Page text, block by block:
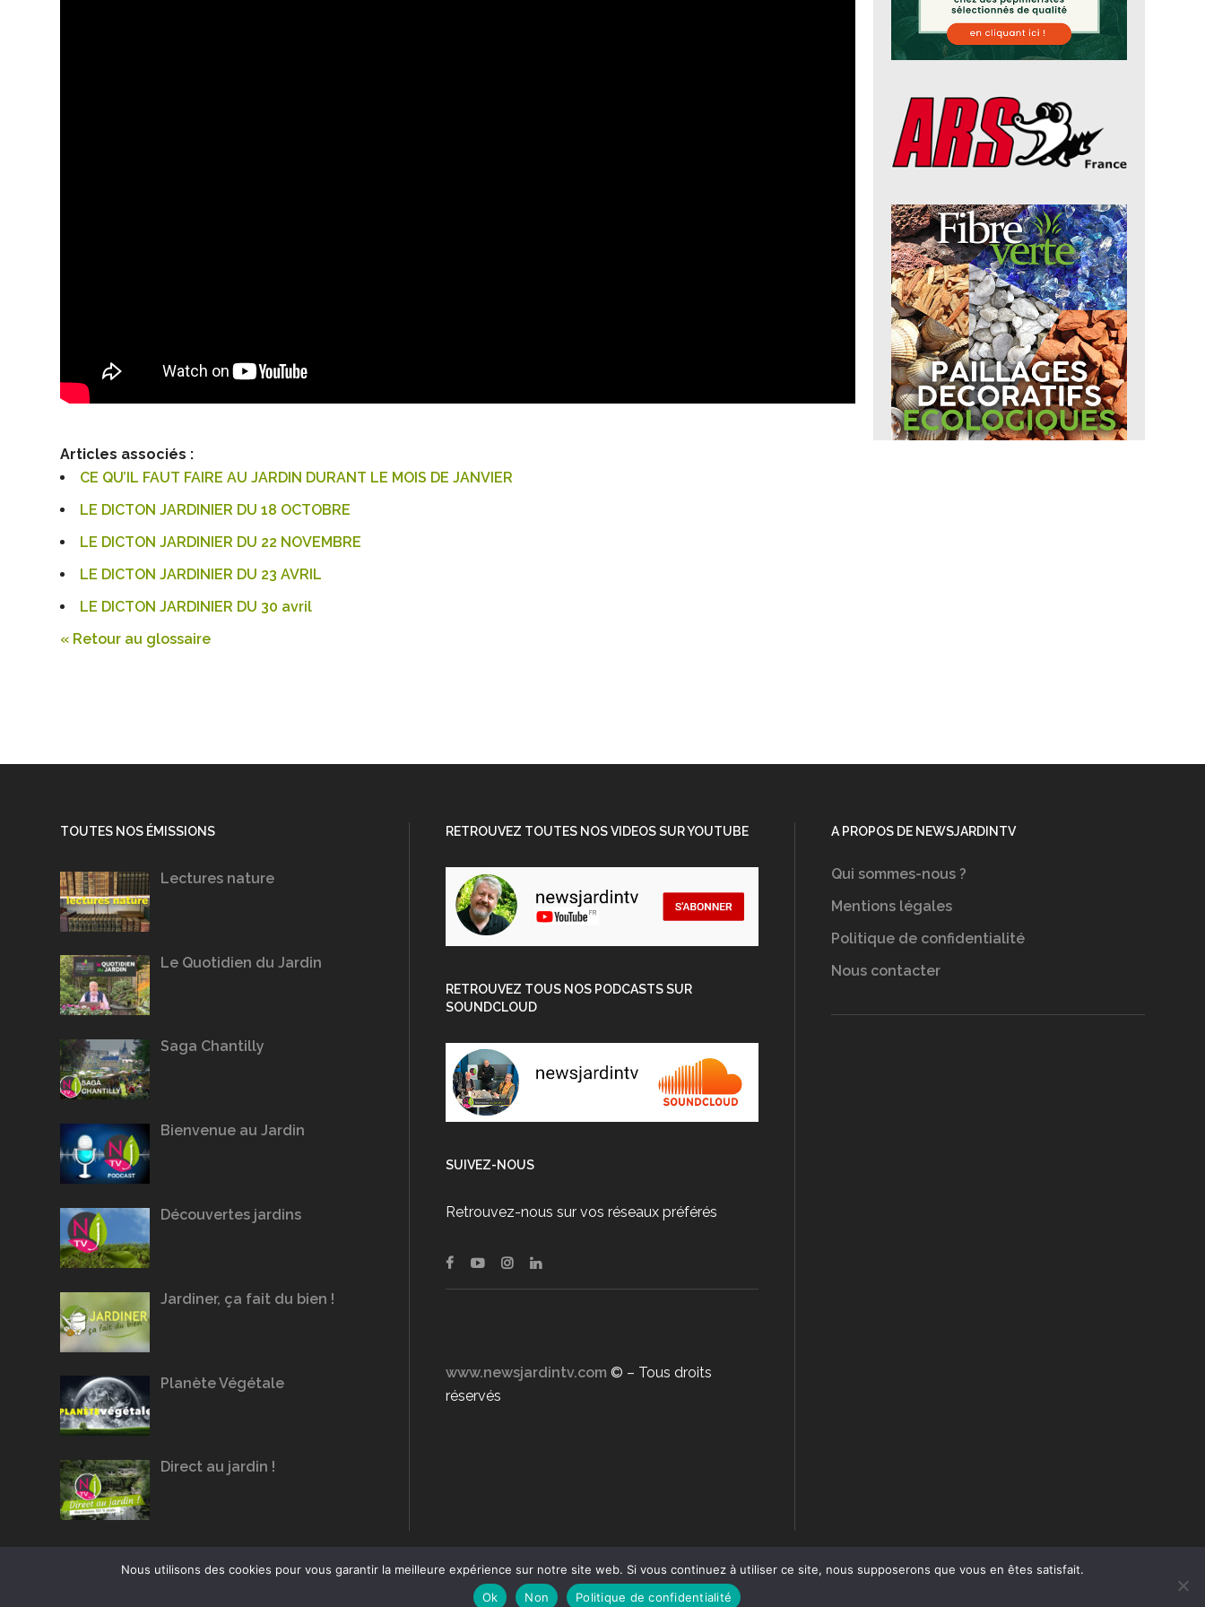
Articles associés :
CE QU’IL FAUT FAIRE AU JARDIN DURANT LE MOIS DE JANVIER
LE DICTON JARDINIER DU 18 OCTOBRE
LE DICTON JARDINIER DU 22 NOVEMBRE
LE DICTON JARDINIER DU 23 AVRIL
LE DICTON JARDINIER DU 30 avril
« Retour au glossaire
TOUTES NOS ÉMISSIONS
Lectures nature
Le Quotidien du Jardin
Saga Chantilly
Bienvenue au Jardin
Découvertes jardins
Jardiner, ça fait du bien !
Planète Végétale
Direct au jardin !
RETROUVEZ TOUTES NOS VIDEOS SUR YOUTUBE
RETROUVEZ TOUS NOS PODCASTS SUR
SOUNDCLOUD
SUIVEZ-NOUS
Retrouvez-nous sur vos réseaux préférés
www.newsjardintv.com © – Tous droits
réservés
A PROPOS DE NEWSJARDINTV
Qui sommes-nous ?
Mentions légales
Politique de confidentialité
Nous contacter
Nous utilisons des cookies pour vous garantir la meilleure expérience sur notre site web. Si vous continuez à utiliser ce site, nous supposerons que vous en êtes satisfait.
Ok
Non Politique de confidentialité